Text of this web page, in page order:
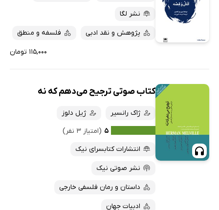
نشر لگا
پژوهش و نقد ادبی فلسفه و منطق
۱۱۵,۰۰۰ تومان
کتاب صوتی ترجیح می‌دهم که نه
ژاک رانسیر
ژیل دلوز
۵ (امتیاز ۳ نفر)
انتشارات کتابسرای نیک
نشر صوتی نیک
داستان و رمان فلسفی خارجی
ادبیات جهان